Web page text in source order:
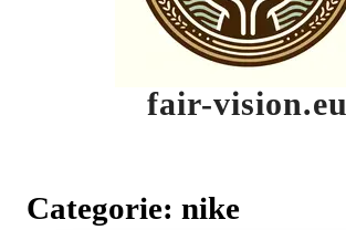
fair-vision.eu
Categorie: nike